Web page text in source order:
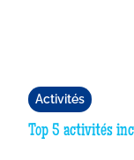
Activités
Top 5 activités